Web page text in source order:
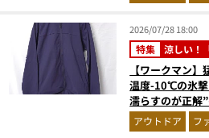
2026/07/28 18:00
特集 涼しい！
【ワークマン
温度-10℃の氷撃
濡らすのが正解
アウトドア フ